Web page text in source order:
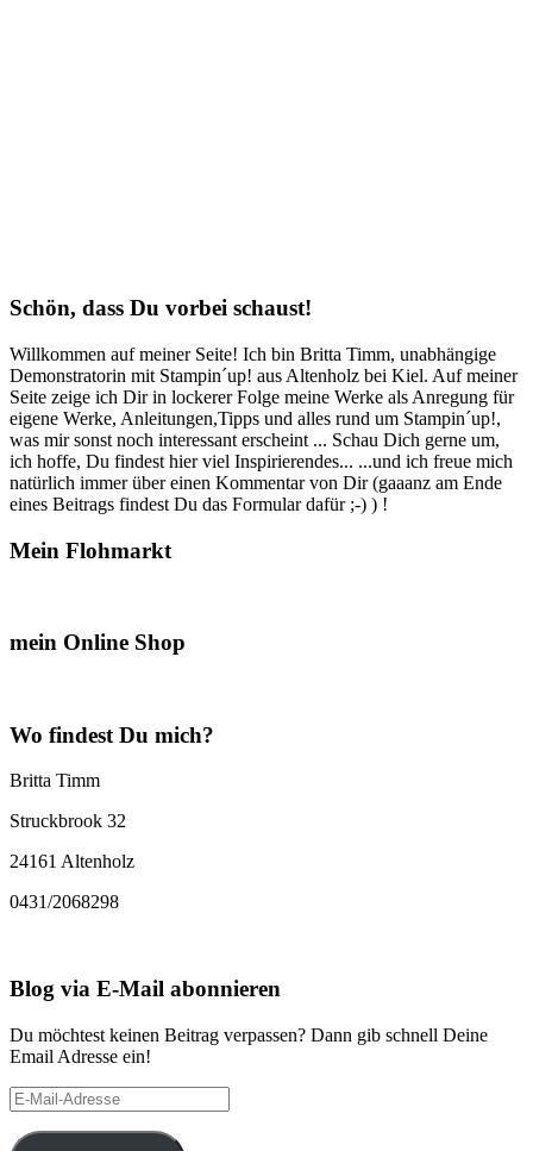
Schön, dass Du vorbei schaust!
Willkommen auf meiner Seite! Ich bin Britta Timm, unabhängige
Demonstratorin mit Stampin´up! aus Altenholz bei Kiel. Auf meiner
Seite zeige ich Dir in lockerer Folge meine Werke als Anregung für
eigene Werke, Anleitungen,Tipps und alles rund um Stampin´up!,
was mir sonst noch interessant erscheint ... Schau Dich gerne um,
ich hoffe, Du findest hier viel Inspirierendes... ...und ich freue mich
natürlich immer über einen Kommentar von Dir (gaaanz am Ende
eines Beitrags findest Du das Formular dafür ;-) ) !
Mein Flohmarkt
mein Online Shop
Wo findest Du mich?
Britta Timm
Struckbrook 32
24161 Altenholz
0431/2068298
Blog via E-Mail abonnieren
Du möchtest keinen Beitrag verpassen? Dann gib schnell Deine
Email Adresse ein!
E-
Mail-
Adresse